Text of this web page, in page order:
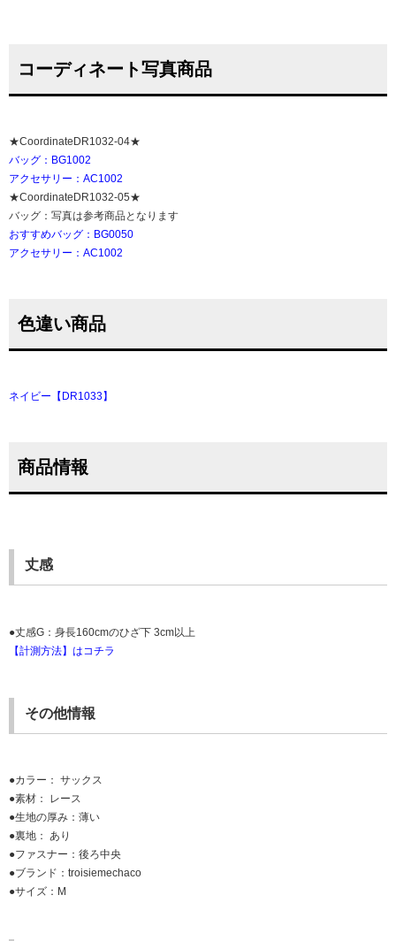
コーディネート写真商品
★CoordinateDR1032-04★
バッグ：BG1002
アクセサリー：AC1002
★CoordinateDR1032-05★
バッグ：写真は参考商品となります
おすすめバッグ：BG0050
アクセサリー：AC1002
色違い商品
ネイビー【DR1033】
商品情報
丈感
●丈感G：身長160cmのひざ下 3cm以上
【計測方法】はコチラ
その他情報
●カラー： サックス
●素材： レース
●生地の厚み：薄い
●裏地： あり
●ファスナー：後ろ中央
●ブランド：troisiemechaco
●サイズ：M